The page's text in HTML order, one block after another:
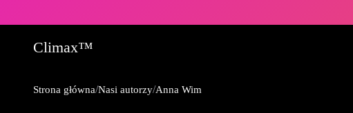
Climax™
Strona główna/Nasi autorzy/Anna Wim